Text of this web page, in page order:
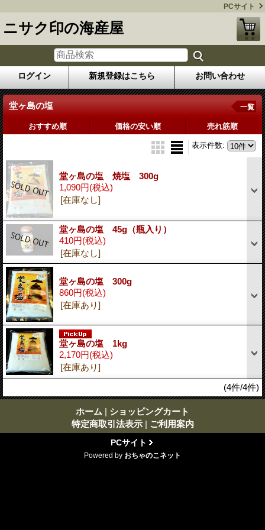
PCサイト
ニサク印の海産屋
ログイン 新規登録はこちら お問い合わせ
堂ヶ島の塩 一覧
おすすめ順 価格の安い順 売れ筋順
表示件数:
堂ヶ島の塩 焼塩 300g
1,090円(税込)
[在庫なし]
堂ヶ島の塩 45g（瓶入り）
410円(税込)
[在庫なし]
堂ヶ島の塩 300g
860円(税込)
[在庫あり]
堂ヶ島の塩 1kg
2,170円(税込)
[在庫あり]
(4件/4件)
ホーム | ショッピングカート
特定商取引法表示 | ご利用案内
PCサイト
Powered by おちゃのこネット